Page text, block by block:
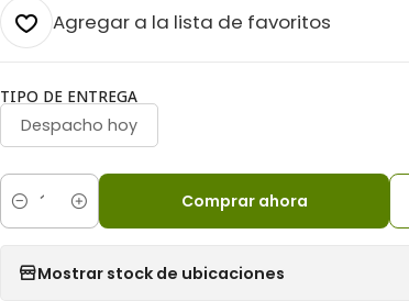
Agregar a la lista de favoritos
TIPO DE ENTREGA
Despacho hoy
Cantidad
Comprar ahora
Mostrar stock de ubicaciones